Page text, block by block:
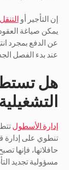
إن التأجير أو
يمكن صياغة
عن الدفع بمجرد
عند بدء الفصل
إدارة الأسطول
تنطوي على إدارة
حافلاتها، فإنها
مسؤولية تجديد